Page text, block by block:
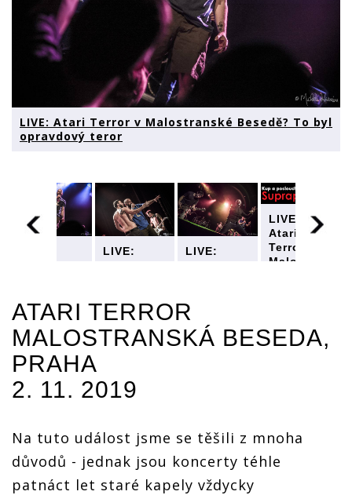
LIVE: Atari Terror v Malostranské Besedě? To byl
opravdový teror
Besedě?
To byl
opravdový
teror
LIVE:
Besedě?
To byl
opravdový
teror
LIVE:
Besedě?
To byl
opravdový
teror
LIVE:
Atari
Terror v
Malostranské
ATARI TERROR
MALOSTRANSKÁ BESEDA,
PRAHA
2. 11. 2019
Na tuto událost jsme se těšili z mnoha
důvodů - jednak jsou koncerty téhle
patnáct let staré kapely vždycky